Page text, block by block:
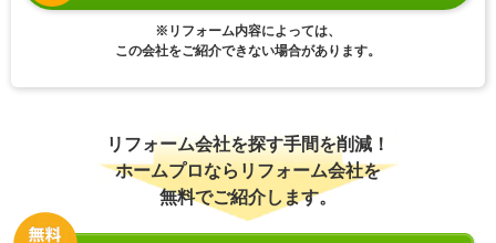
※リフォーム内容によっては、
この会社をご紹介できない場合があります。
リフォーム会社を探す手間を削減！
ホームプロならリフォーム会社を
無料でご紹介します。